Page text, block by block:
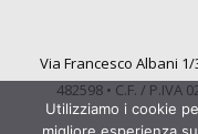
Via Francesco Albani 1/
482598 • C.F. / P.IVA
Utilizziamo i cookie